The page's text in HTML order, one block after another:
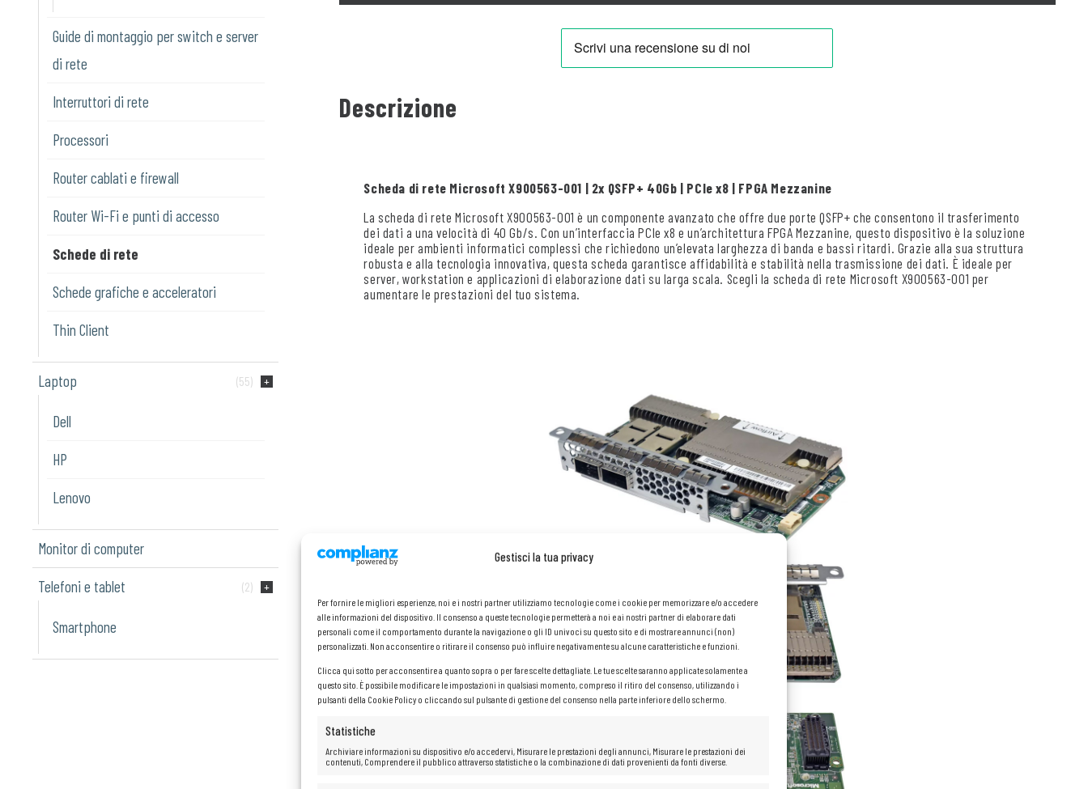
Gestisci la tua privacy
Per fornire le migliori esperienze, noi e i nostri partner utilizziamo tecnologie come i cookie per memorizzare e/o accedere
alle informazioni del dispositivo. Il consenso a queste tecnologie permetterà a noi e ai nostri partner di elaborare dati
personali come il comportamento durante la navigazione o gli ID univoci su questo sito e di mostrare annunci (non)
personalizzati. Non acconsentire o ritirare il consenso può influire negativamente su alcune caratteristiche e funzioni.
Clicca qui sotto per acconsentire a quanto sopra o per fare scelte dettagliate. Le tue scelte saranno applicate solamente a
questo sito. È possibile modificare le impostazioni in qualsiasi momento, compreso il ritiro del consenso, utilizzando i
pulsanti della Cookie Policy o cliccando sul pulsante di gestione del consenso nella parte inferiore dello schermo.
Statistiche
Archiviare informazioni su dispositivo e/o accedervi, Misurare le prestazioni degli annunci, Misurare le prestazioni dei
contenuti, Comprendere il pubblico attraverso statistiche o la combinazione di dati provenienti da fonti diverse.
Guide di montaggio per switch e server
di rete
Interruttori di rete
Processori
Router cablati e firewall
Router Wi-Fi e punti di accesso
Schede di rete
Schede grafiche e acceleratori
Thin Client
Laptop (55)
Dell
HP
Lenovo
Monitor di computer
Telefoni e tablet (2)
Smartphone
Descrizione
Scheda di rete Microsoft X900563-001 | 2x QSFP+ 40Gb | PCIe x8 | FPGA Mezzanine
La scheda di rete Microsoft X900563-001 è un componente avanzato che offre due porte QSFP+ che consentono il trasferimento
dei dati a una velocità di 40 Gb/s. Con un’interfaccia PCIe x8 e un’architettura FPGA Mezzanine, questo dispositivo è la soluzione
ideale per ambienti informatici complessi che richiedono un’elevata larghezza di banda e bassi ritardi. Grazie alla sua struttura
robusta e alla tecnologia innovativa, questa scheda garantisce affidabilità e stabilità nella trasmissione dei dati. È ideale per
server, workstation e applicazioni di elaborazione dati su larga scala. Scegli la scheda di rete Microsoft X900563-001 per
aumentare le prestazioni del tuo sistema.